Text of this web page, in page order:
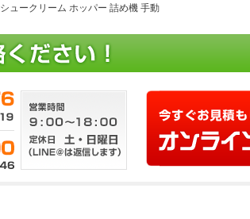
ュークリーム ホッパー 詰め機 手動